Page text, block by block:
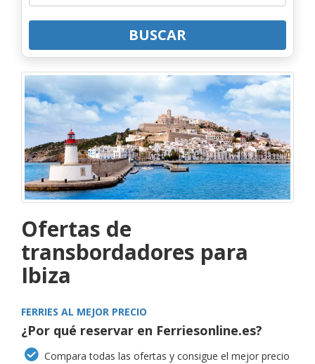
BUSCAR
Ofertas de
transbordadores para
Ibiza
FERRIES AL MEJOR PRECIO
¿Por qué reservar en Ferriesonline.es?
Compara todas las ofertas y consigue el mejor precio